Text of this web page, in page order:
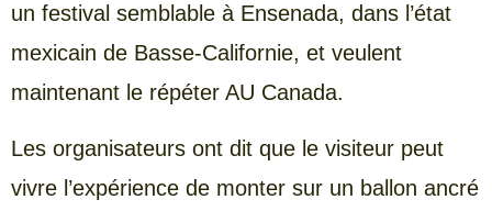
un festival semblable à Ensenada, dans l’état
mexicain de Basse-Californie, et veulent
maintenant le répéter AU Canada.
Les organisateurs ont dit que le visiteur peut
vivre l’expérience de monter sur un ballon ancré